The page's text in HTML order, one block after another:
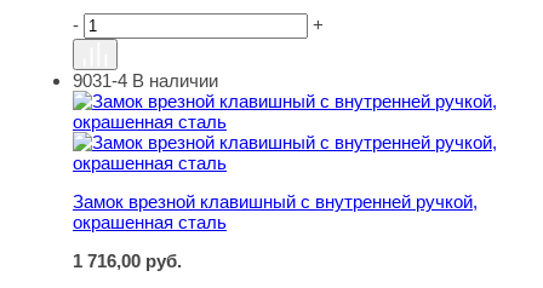
- +
Замок врезной клавишный с внутренней ручкой,
9031-4 В наличии
Замок врезной клавишный с внутренней ручкой,
окрашенная сталь
1 716,00 руб.